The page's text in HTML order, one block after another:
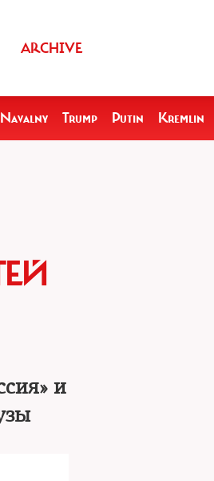
ARCHIVE
Navalny Trump Putin Kremlin
и